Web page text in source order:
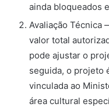
ainda bloqueados
Avaliação Técnica
valor total
pode ajustar o
seguida, o projeto
vinculada ao
área cultural